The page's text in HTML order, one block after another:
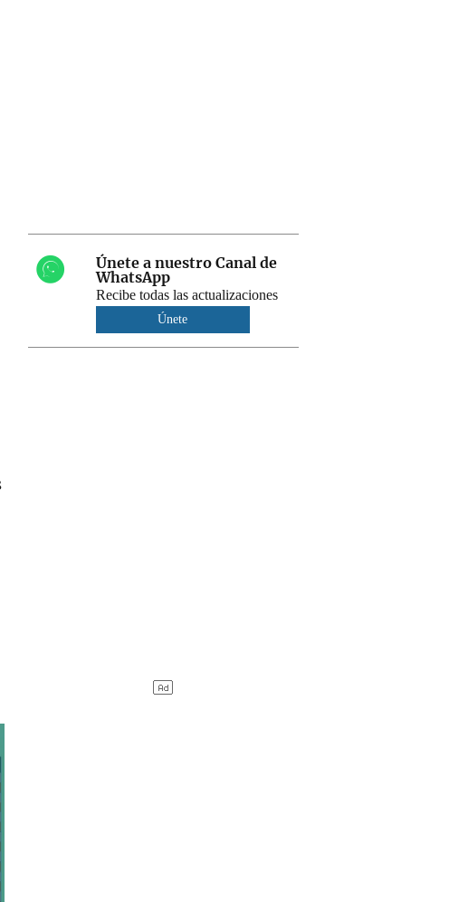
Únete a nuestro Canal de
WhatsApp
Recibe todas las actualizaciones
Únete